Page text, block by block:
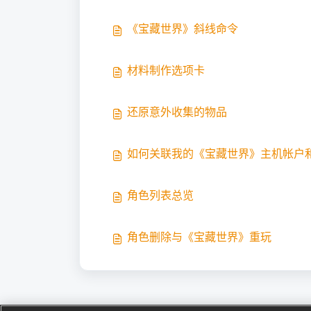
《宝藏世界》斜线命令
材料制作选项卡
还原意外收集的物品
如何关联我的《宝藏世界》主机帐户
角色列表总览
角色删除与《宝藏世界》重玩